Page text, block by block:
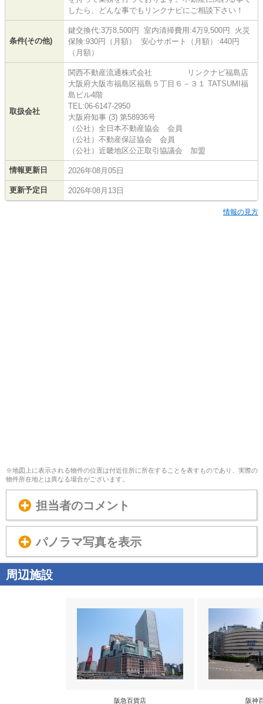
したら、どんな事でもリンクナビにご相談下さい！
条件(その他)
鍵交換代:3万8,500円 室内清掃費用:4万9,500円 火災
保険:930円（月額） 安心サポート（月額）:440円
（月額）
取扱会社
関西不動産流通株式会社 リンクナビ福島店
大阪府大阪市福島区福島５丁目６－３１ TATSUMI福
島ビル4階
TEL:06-6147-2950
大阪府知事 (3) 第58936号
（公社）全日本不動産協会 会員
（公社）不動産保証協会 会員
（公社）近畿地区公正取引協議会 加盟
情報更新日 2026年08月05日
更新予定日 2026年08月13日
情報の見方
※地図上に表示される物件の位置は付近住所に所在することを表すものであり、実際の
物件所在地とは異なる場合がございます。
担当者のコメント
パノラマ写真を表示
周辺施設
阪急百貨店 阪神